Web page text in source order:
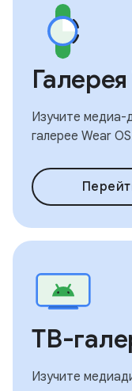
Изучите медиа-
галерее Wear
ТВ-
Изучите